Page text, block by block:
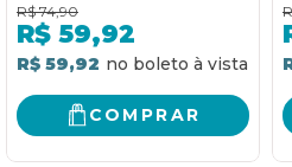
R$ 74,90
R$ 59,92
R$ 59,92
COMPRAR